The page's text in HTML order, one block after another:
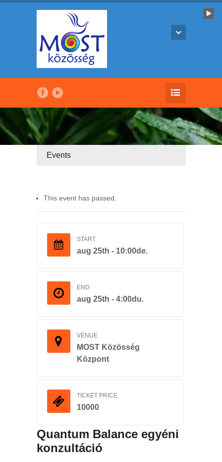
Events
This event has passed.
START
aug 25th - 10:00de.
END
aug 25th - 4:00du.
VENUE
MOST Közösség
Központ
TICKET PRICE
10000
Quantum Balance egyéni
konzultáció